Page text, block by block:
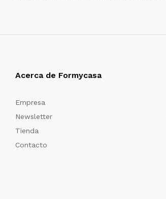
Acerca de Formycasa
Empresa
Newsletter
Tienda
Contacto